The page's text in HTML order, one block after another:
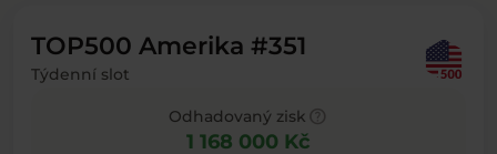
TOP500 Amerika #351
Týdenní slot
Odhadovaný zisk
1 168 000 Kč